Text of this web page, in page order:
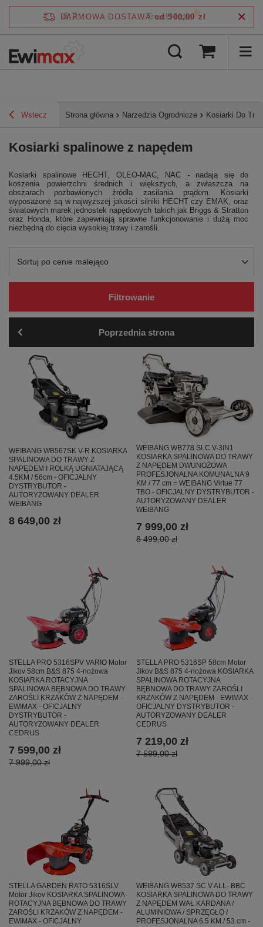
DARMOWA DOSTAWA od 500,00 zł
Wstecz Strona główna Narzedzia Ogrodnicze Kosiarki Do
Kosiarki spalinowe z napędem
Kosiarki spalinowe HECHT, OLEO-MAC, NAC - nadają się do
koszenia powierzchni średnich i większych, a zwłaszcza na
obszarach pozbawionych źródła zasilania prądem. Kosiarki
wyposażone są w najwyższej jakości silniki HECHT czy EMAK, oraz
światowych marek jednostek napędowych takich jak Briggs & Stratton
oraz Honda, które zapewniają sprawne funkcjonowanie i dużą moc
niezbędną do cięcia wysokiej trawy i zarośli.
Zmień sortowanie
Sortuj po cenie malejąco
Filtrowanie
Poprzednia strona
WEIBANG WB567SK V-R KOSIARKA
SPALINOWA DO TRAWY Z
NAPĘDEM I ROLKĄ UGNIATAJĄCĄ
4.5KM / 56cm - OFICJALNY
DYSTRYBUTOR -
AUTORYZOWANY DEALER
WEIBANG
8 649,00 zł
WEIBANG WB778 SLC V-3IN1
KOSIARKA SPALINOWA DO TRAWY
Z NAPĘDEM DWUNOŻOWA
PROFESJONALNA KOMUNALNA 9
KM / 77 cm = WEIBANG Virtue 77
TBO - OFICJALNY DYSTRYBUTOR -
AUTORYZOWANY DEALER
WEIBANG
7 999,00 zł
8 499,00 zł
STELLA PRO 5316SPV VARIO Motor
Jikov 58cm B&S 875 4-nożowa
KOSIARKA ROTACYJNA
SPALINOWA BĘBNOWA DO TRAWY
ZAROŚLI KRZAKÓW Z NAPĘDEM -
EWIMAX - OFICJALNY
DYSTRYBUTOR -
AUTORYZOWANY DEALER
CEDRUS
7 599,00 zł
7 999,00 zł
STELLA PRO 5316SP 58cm Motor
Jikov B&S 875 4-nożowa KOSIARKA
SPALINOWA ROTACYJNA
BĘBNOWA DO TRAWY ZAROŚLI
KRZAKÓW Z NAPĘDEM - EWIMAX -
OFICJALNY DYSTRYBUTOR -
AUTORYZOWANY DEALER
CEDRUS
7 219,00 zł
7 599,00 zł
STELLA GARDEN RATO 5316SLV
Motor Jikov KOSIARKA SPALINOWA
ROTACYJNA BĘBNOWA DO TRAWY
ZAROŚLI KRZAKÓW Z NAPĘDEM -
EWIMAX - OFICJALNY
WEIBANG WB537 SC V ALL- BBC
KOSIARKA SPALINOWA DO TRAWY
Z NAPĘDEM WAŁ KARDANA /
ALUMINIOWA / SPRZĘGŁO /
PROFESJONALNA 6.5 KM / 53 cm -
4.7/5 zweryfikowane przez